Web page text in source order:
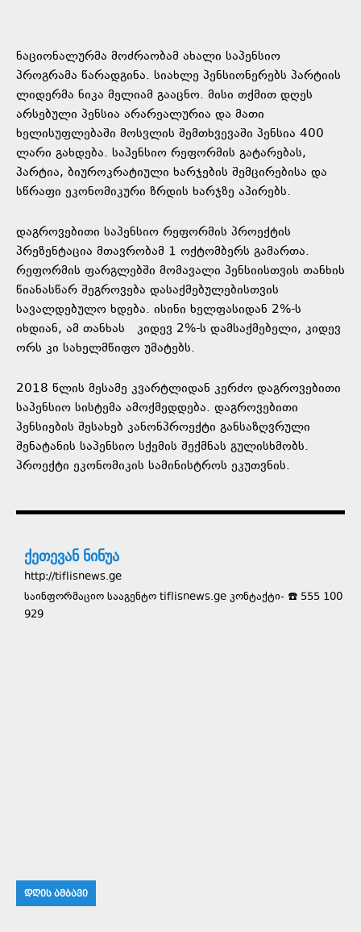
ნაციონალურმა მოძრაობამ ახალი საპენსიო
პროგრამა წარადგინა. სიახლე პენსიონერებს პარტიის
ლიდერმა ნიკა მელიამ გააცნო. მისი თქმით დღეს
არსებული პენსია არარეალურია და მათი
ხელისუფლებაში მოსვლის შემთხვევაში პენსია 400
ლარი გახდება. საპენსიო რეფორმის გატარებას,
პარტია, ბიუროკრატიული ხარჯების შემცირებისა და
სწრაფი ეკონომიკური ზრდის ხარჯზე აპირებს.
დაგროვებითი საპენსიო რეფორმის პროექტის
პრეზენტაცია მთავრობამ 1 ოქტომბერს გამართა.
რეფორმის ფარგლებში მომავალი პენსიისთვის თანხის
წიანასწარ შეგროვება დასაქმებულებისთვის
სავალდებულო ხდება. ისინი ხელფასიდან 2%-ს
იხდიან, ამ თანხას კიდევ 2%-ს დამსაქმებელი, კიდევ
ორს კი სახელმწიფო უმატებს.
2018 წლის მესამე კვარტლიდან კერძო დაგროვებითი
საპენსიო სისტემა ამოქმედდება. დაგროვებითი
პენსიების შესახებ კანონპროექტი განსაზღვრული
შენატანის საპენსიო სქემის შექმნას გულისხმობს.
პროექტი ეკონომიკის სამინისტროს ეკუთვნის.
ქეთევან ნინუა
http://tiflisnews.ge
საინფორმაციო სააგენტო tiflisnews.ge კონტაქტი- ☎️ 555 100
929
ᲓᲦᲘᲡ ᲐᲛᲑᲐᲕᲘ